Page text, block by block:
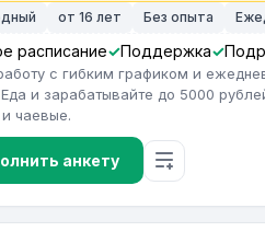
от 16 лет Без опыта
расписание Поддержка
с гибким графиком и
и зарабатывайте до 5000
чаевые.
анкету